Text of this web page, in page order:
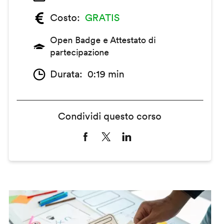
Costo
GRATIS
Open Badge e Attestato di
partecipazione
Durata 0:19 min
Condividi questo corso